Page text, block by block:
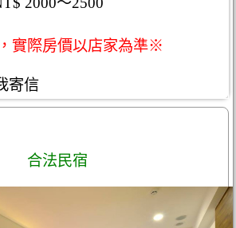
實際房價以店家為準※
寄信
合法民宿